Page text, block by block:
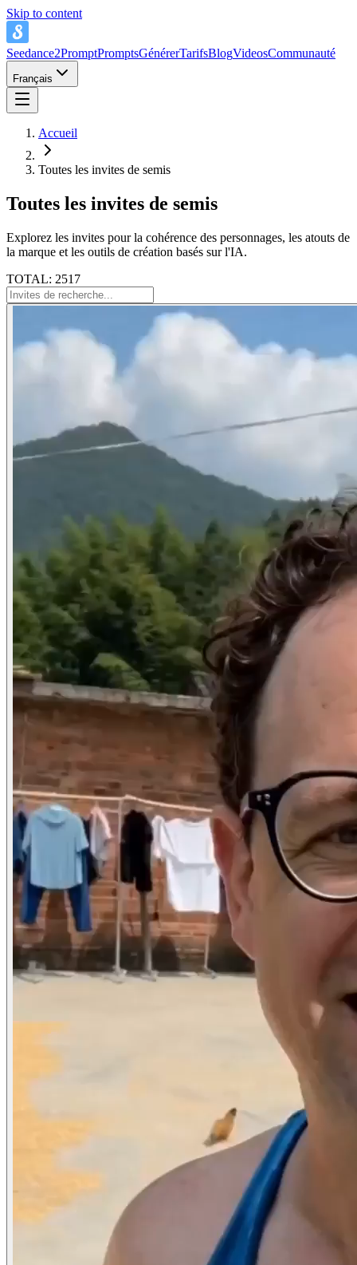
Skip to content
Seedance2PromptPromptsGénérerTarifsBlogVideosCommunauté
Français
Accueil
Toutes les invites de semis
Toutes les invites de semis
Explorez les invites pour la cohérence des personnages, les atouts de
la marque et les outils de création basés sur l'IA.
TOTAL: 2517